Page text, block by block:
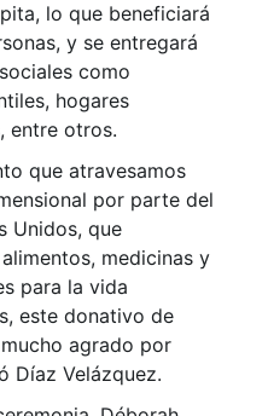
lo que beneficiará
y se entregará
como
hogares
entre otros.
que atravesamos
por parte del
Unidos, que
medicinas y
para la vida
este donativo de
agrado por
Díaz Velázquez.